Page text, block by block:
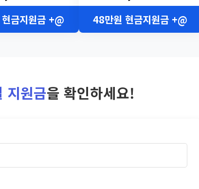
금지원금 +@ 48만원 현금지원금 +@
지원금을 확인하세요!